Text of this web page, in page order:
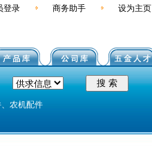
登录 商务助手 设为主页
农机配件